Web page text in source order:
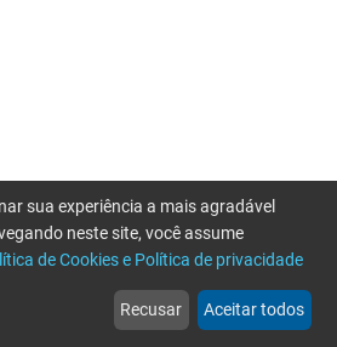
web
Notícias
more_horiz
Mais
sua experiência a mais agradável
neste site, você assume
de Cookies e Política de privacidade
Recusar Aceitar todos
por favor tente novamente